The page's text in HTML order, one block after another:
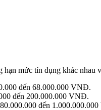
mức tín dụng khác
đến 68.000.000 VNĐ.
đến 200.000.000 VNĐ.
đến